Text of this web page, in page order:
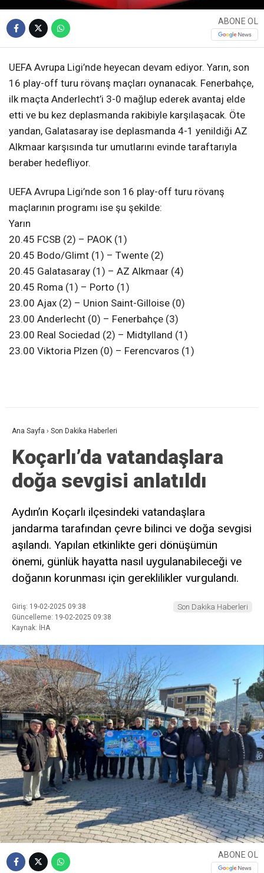
ABONE OL
UEFA Avrupa Ligi’nde heyecan devam ediyor. Yarın, son
16 play-off turu rövanş maçları oynanacak. Fenerbahçe,
ilk maçta Anderlecht’i 3-0 mağlup ederek avantaj elde
etti ve bu kez deplasmanda rakibiyle karşılaşacak. Öte
yandan, Galatasaray ise deplasmanda 4-1 yenildiği AZ
Alkmaar karşısında tur umutlarını evinde taraftarıyla
beraber hedefliyor.
UEFA Avrupa Ligi’nde son 16 play-off turu rövanş
maçlarının programı ise şu şekilde:
Yarın
20.45 FCSB (2) – PAOK (1)
20.45 Bodo/Glimt (1) – Twente (2)
20.45 Galatasaray (1) – AZ Alkmaar (4)
20.45 Roma (1) – Porto (1)
23.00 Ajax (2) – Union Saint-Gilloise (0)
23.00 Anderlecht (0) – Fenerbahçe (3)
23.00 Real Sociedad (2) – Midtylland (1)
23.00 Viktoria Plzen (0) – Ferencvaros (1)
Ana Sayfa › Son Dakika Haberleri
Koçarlı’da vatandaşlara
doğa sevgisi anlatıldı
Aydın’ın Koçarlı ilçesindeki vatandaşlara
jandarma tarafından çevre bilinci ve doğa sevgisi
aşılandı. Yapılan etkinlikte geri dönüşümün
önemi, günlük hayatta nasıl uygulanabileceği ve
doğanın korunması için gereklilikler vurgulandı.
Giriş: 19-02-2025 09:38
Güncelleme: 19-02-2025 09:38
Kaynak: İHA
Son Dakika Haberleri
ABONE OL